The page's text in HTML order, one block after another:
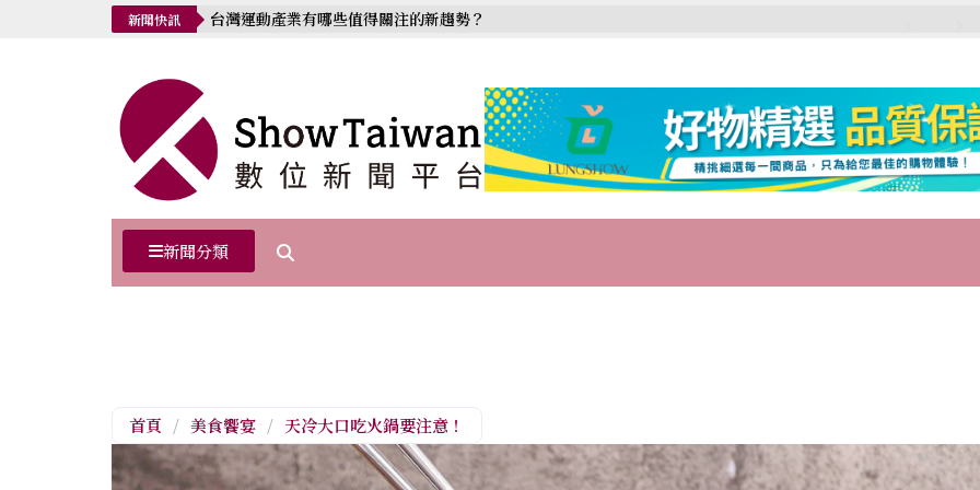
新聞快訊 台灣運動產業有哪些值得關注的新趨勢？
新聞分類
首頁 / 美食饗宴 / 天冷大口吃火鍋要注意！